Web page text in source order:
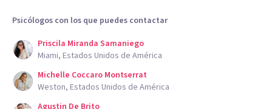
Psicólogos con los que puedes contactar
Priscila Miranda Samaniego
Miami, Estados Unidos de América
Michelle Coccaro Montserrat
Weston, Estados Unidos de América
Agustin De Brito